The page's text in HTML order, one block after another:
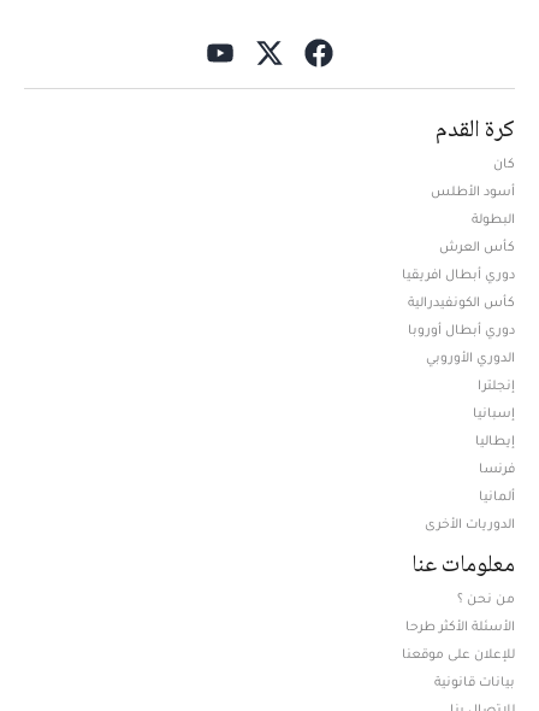
كرة القدم
كان
أسود الأطلس
البطولة
كأس العرش
دوري أبطال افريقيا
كأس الكونفيدرالية
دوري أبطال أوروبا
الدوري الأوروبي
إنجلترا
إسبانيا
إيطاليا
فرنسا
ألمانيا
الدوريات الأخرى
معلومات عنا
من نحن ؟
الأسئلة الأكثر طرحا
للإعلان على موقعنا
بيانات قانونية